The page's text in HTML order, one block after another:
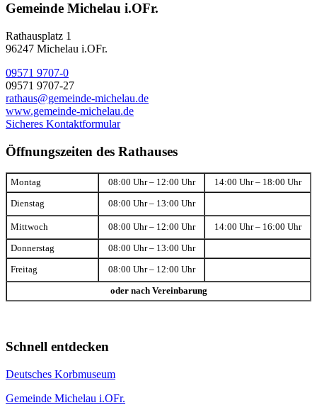
Gemeinde Michelau i.OFr.
Rathausplatz 1
96247 Michelau i.OFr.
09571 9707-0
09571 9707-27
rathaus@gemeinde-michelau.de
www.gemeinde-michelau.de
Sicheres Kontaktformular
Öffnungszeiten des Rathauses
Montag 08:00 Uhr – 12:00 Uhr 14:00 Uhr – 18:00 Uhr
Dienstag 08:00 Uhr – 13:00 Uhr
Mittwoch 08:00 Uhr – 12:00 Uhr 14:00 Uhr – 16:00 Uhr
Donnerstag 08:00 Uhr – 13:00 Uhr
Freitag 08:00 Uhr – 12:00 Uhr
oder nach Vereinbarung
Schnell entdecken
Deutsches Korbmuseum
Gemeinde Michelau i.OFr.